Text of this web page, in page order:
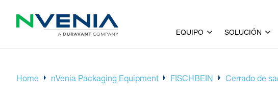
EQUIPO SOLUCIÓN
Home nVenia Packaging Equipment FISCHBEIN Cerrado de